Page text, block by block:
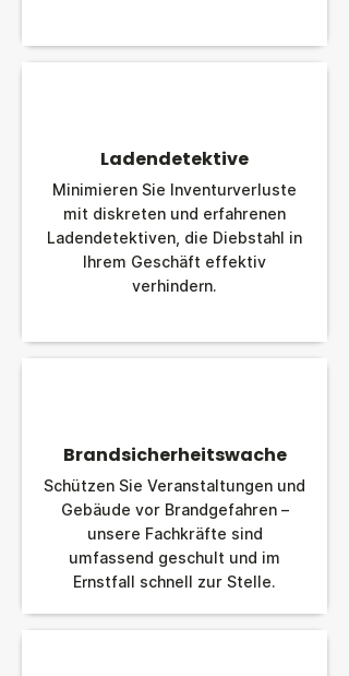
Ladendetektive
Minimieren Sie Inventurverluste
mit diskreten und erfahrenen
Ladendetektiven, die Diebstahl in
Ihrem Geschäft effektiv
verhindern.
Brandsicherheitswache
Schützen Sie Veranstaltungen und
Gebäude vor Brandgefahren –
unsere Fachkräfte sind
umfassend geschult und im
Ernstfall schnell zur Stelle.